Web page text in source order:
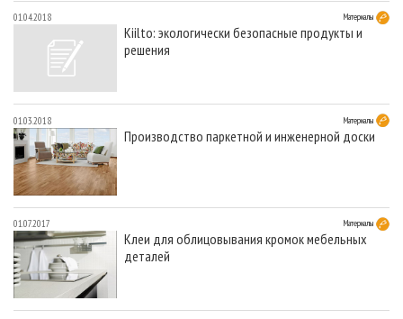
01.04.2018 Материалы
Kiilto: экологически безопасные продукты и
решения
01.03.2018 Материалы
Производство паркетной и инженерной доски
01.07.2017 Материалы
Клеи для облицовывания кромок мебельных
деталей